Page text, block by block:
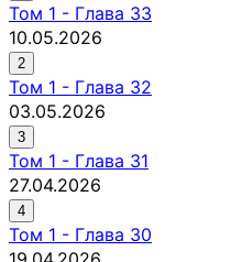
Том 1 - Глава 33
10.05.2026
2
Том 1 - Глава 32
03.05.2026
3
Том 1 - Глава 31
27.04.2026
4
Том 1 - Глава 30